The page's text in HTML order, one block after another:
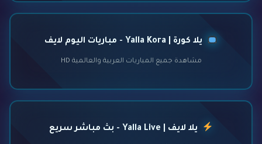
يلا كورة | Yalla Kora - مباريات اليوم لايف
مشاهدة جميع المباريات العربية والعالمية HD
يلا لايف | Yalla Live - بث مباشر سريع